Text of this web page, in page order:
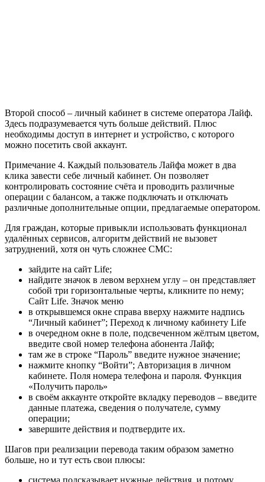
Второй способ – личный кабинет в системе оператора Лайф.
Здесь подразумевается чуть больше действий. Плюс
необходимы доступ в интернет и устройство, с которого
можно посетить свой аккаунт.
Примечание 4. Каждый пользователь Лайфа может в два
клика завести себе личный кабинет. Он позволяет
контролировать состояние счёта и проводить различные
операции с балансом, а также подключать и отключать
различные дополнительные опции, предлагаемые оператором.
Для граждан, которые привыкли использовать функционал
удалённых сервисов, алгоритм действий не вызовет
затруднений, хотя он чуть сложнее СМС:
зайдите на сайт Life;
найдите значок в левом верхнем углу – он представляет
собой три горизонтальные черты, кликните по нему;
Сайт Life. Значок меню
в открывшемся окне справа вверху нажмите надпись
“Личный кабинет”; Переход к личному кабинету Life
в очередном окне в поле, подсвеченном жёлтым цветом,
введите свой номер телефона абонента Лайф;
там же в строке “Пароль” введите нужное значение;
нажмите кнопку “Войти”; Авторизация в личном
кабинете. Поля номера телефона и пароля. Функция
«Получить пароль»
в своём аккаунте откройте вкладку переводов – введите
данные платежа, сведения о получателе, сумму
операции;
завершите действия и подтвердите их.
Шагов при реализации перевода таким образом заметно
больше, но и тут есть свои плюсы: